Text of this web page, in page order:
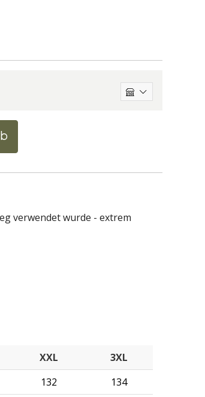
verwendet wurde - extrem
XXL
3XL
132
134